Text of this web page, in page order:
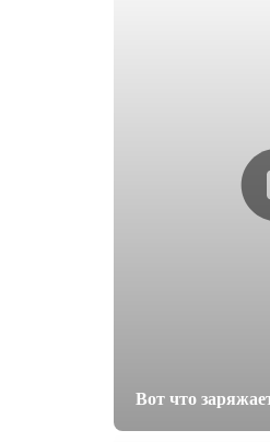
Вот что